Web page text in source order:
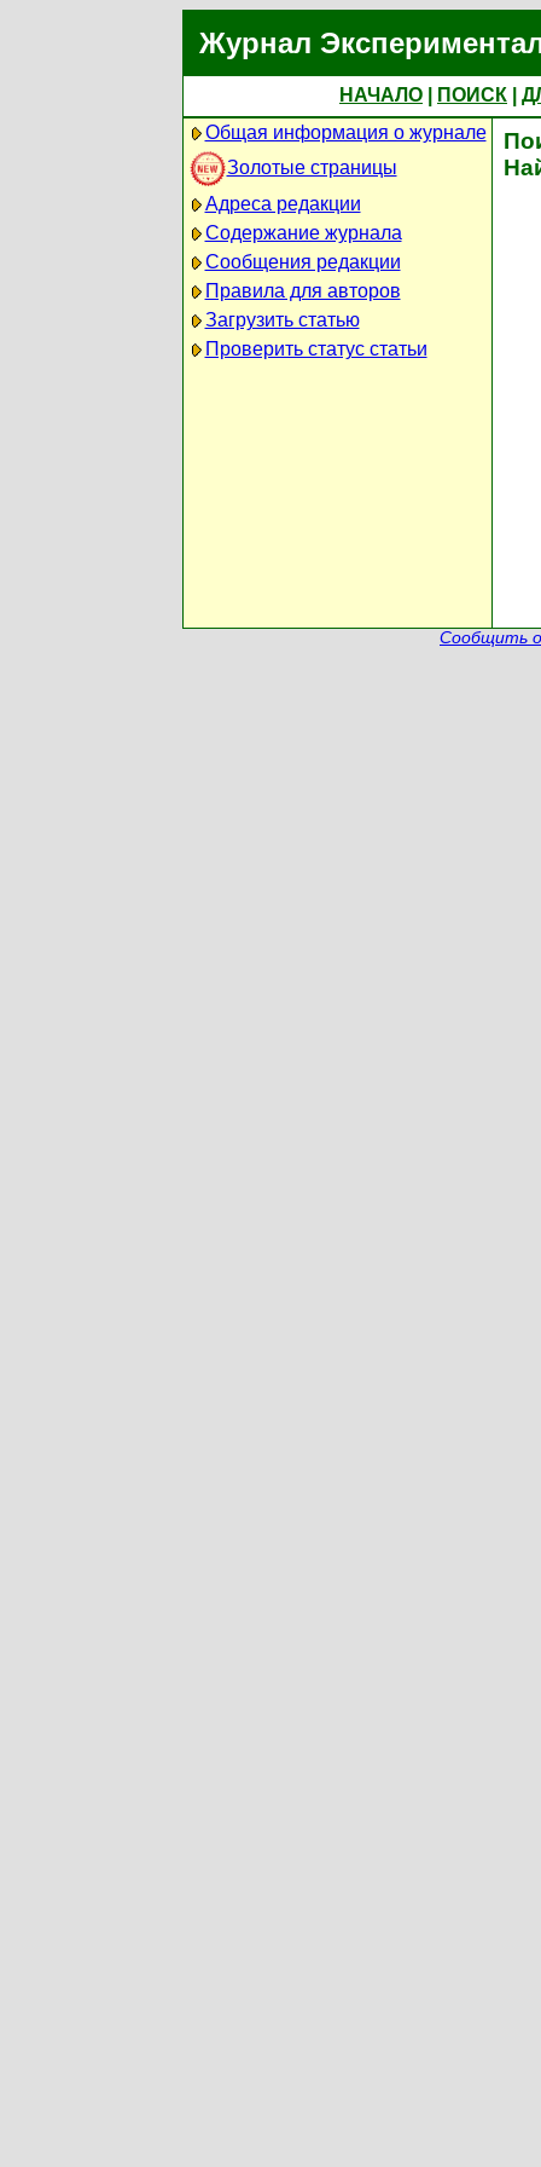
Журнал
НАЧАЛО ПОИСК
Общая информация о журнале
Золотые страницы
Адреса редакции
Содержание журнала
Сообщения редакции
Правила для авторов
Загрузить статью
Проверить статус статьи
Сообщить о